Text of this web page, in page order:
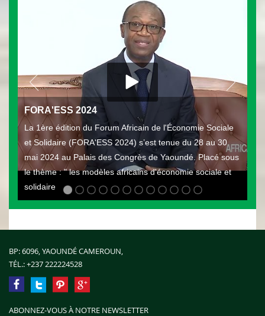
FORA'ESS 2024
La 1ère édition du Forum Africain de l'Économie Sociale
et Solidaire (FORA'ESS 2024) s’est tenue du 28 au 30
mai 2024 au Palais des Congrès de Yaoundé. Placé sous
le thème : " les modèles africains d'économie sociale et
solidaire
BP: 6096, YAOUNDÉ CAMEROUN,
TÉL.:+237 222224528
ABONNEZ-VOUS À NOTRE NEWSLETTER